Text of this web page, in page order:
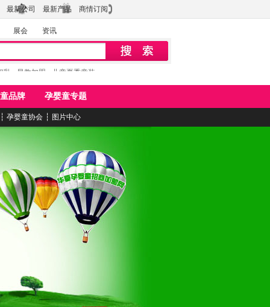
最新公司 最新产品 商情订阅
展会 资讯
乳 早教加盟 儿童夏季童装
品牌 孕婴童专题
┆ 孕婴童协会 ┆ 图片中心